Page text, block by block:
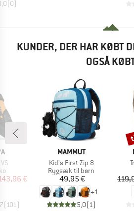
(0)
KUNDER, DER HAR KØBT
OGSÅ
pris
€
(101 )
MÆRKE
MAMMUT
Artikel
Kid's First Zip 8
Produktgruppe
Rygsæk til børn
Pris
49,95 €
+1
5,0(1 )